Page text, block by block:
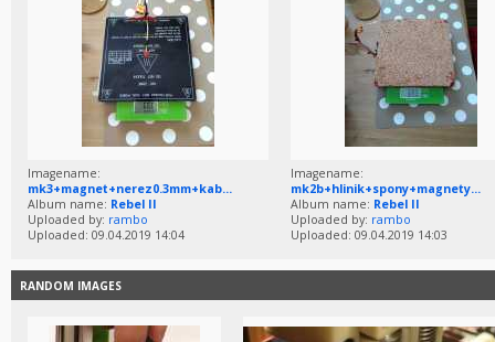
Imagename:
mk3+magnet+nerez0.3mm+kab...
Album name: Rebel II
Uploaded by: rambo
Uploaded: 09.04.2019 14:04
Imagename:
mk2b+hlinik+spony+magnety...
Album name: Rebel II
Uploaded by: rambo
Uploaded: 09.04.2019 14:03
RANDOM IMAGES